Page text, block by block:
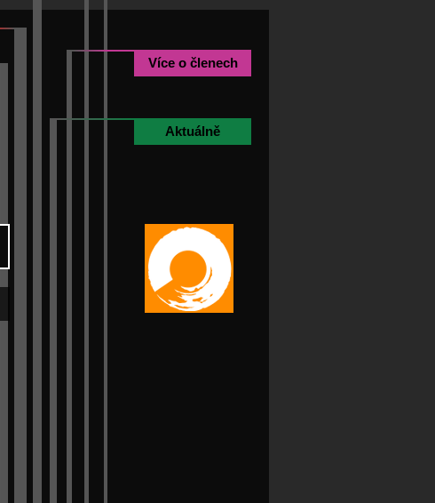
Aktuálně
Více o členech